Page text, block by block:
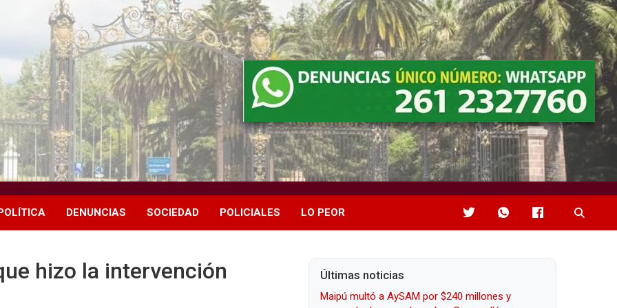
DENUNCIAS SOCIEDAD POLICIALES LO PEOR
hizo la intervención
Últimas noticias
Maipú multó a AySAM por $240 millones y